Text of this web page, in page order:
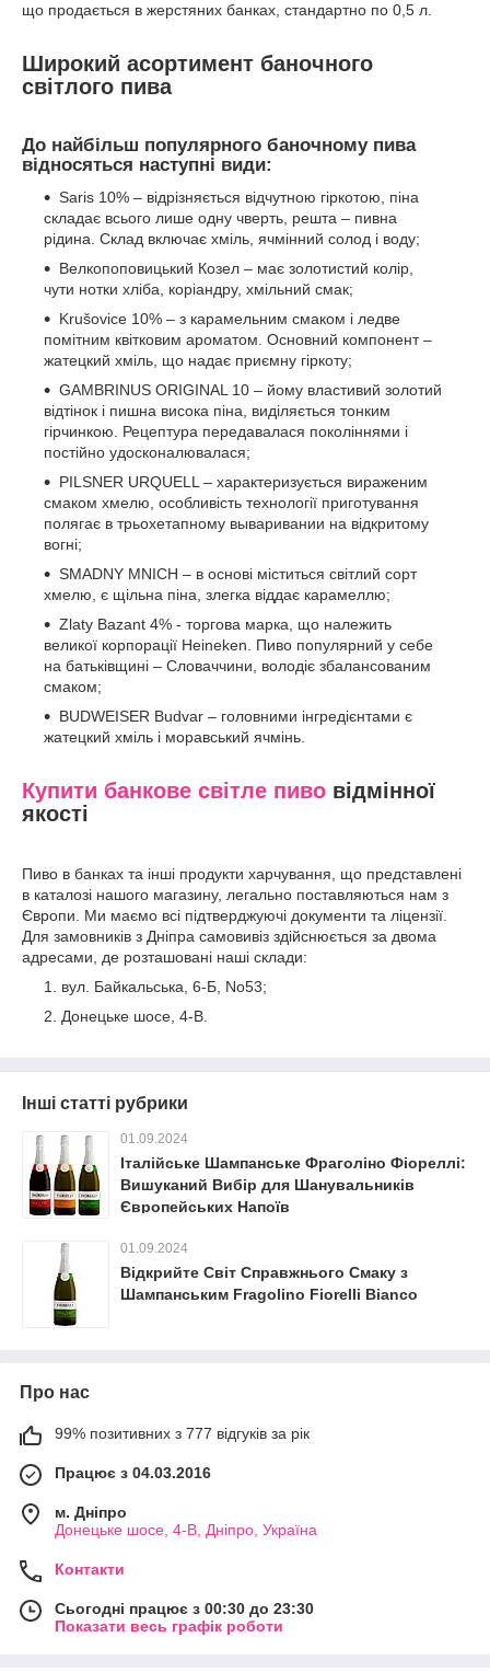
що продається в жерстяних банках, стандартно по 0,5 л.
Широкий асортимент баночного
світлого пива
До найбільш популярного баночному пива
відносяться наступні види:
Saris 10% – відрізняється відчутною гіркотою, піна
складає всього лише одну чверть, решта – пивна
рідина. Склад включає хміль, ячмінний солод і воду;
Велкопоповицький Козел – має золотистий колір,
чути нотки хліба, коріандру, хмільний смак;
Krušovice 10% – з карамельним смаком і ледве
помітним квітковим ароматом. Основний компонент –
жатецкий хміль, що надає приємну гіркоту;
GAMBRINUS ORIGINAL 10 – йому властивий золотий
відтінок і пишна висока піна, виділяється тонким
гірчинкою. Рецептура передавалася поколіннями і
постійно удосконалювалася;
PILSNER URQUELL – характеризується вираженим
смаком хмелю, особливість технології приготування
полягає в трьохетапному вываривании на відкритому
вогні;
SMADNY MNICH – в основі міститься світлий сорт
хмелю, є щільна піна, злегка віддає карамеллю;
Zlaty Bazant 4% - торгова марка, що належить
великої корпорації Heineken. Пиво популярний у себе
на батьківщині – Словаччини, володіє збалансованим
смаком;
BUDWEISER Budvar – головними інгредієнтами є
жатецкий хміль і моравський ячмінь.
Купити банкове світле пиво відмінної
якості
Пиво в банках та інші продукти харчування, що представлені
в каталозі нашого магазину, легально поставляються нам з
Європи. Ми маємо всі підтверджуючі документи та ліцензії.
Для замовників з Дніпра самовивіз здійснюється за двома
адресами, де розташовані наші склади:
вул. Байкальська, 6-Б, No53;
Донецьке шосе, 4-В.
Інші статті рубрики
01.09.2024
Італійське Шампанське Фраголіно Фіореллі:
Вишуканий Вибір для Шанувальників
Європейських Напоїв
01.09.2024
Відкрийте Світ Справжнього Смаку з
Шампанським Fragolino Fiorelli Bianco
Про нас
99% позитивних з 777 відгуків за рік
Працює з 04.03.2016
м. Дніпро
Донецьке шосе, 4-В, Дніпро, Україна
Контакти
Сьогодні працює з 00:30 до 23:30
Показати весь графік роботи